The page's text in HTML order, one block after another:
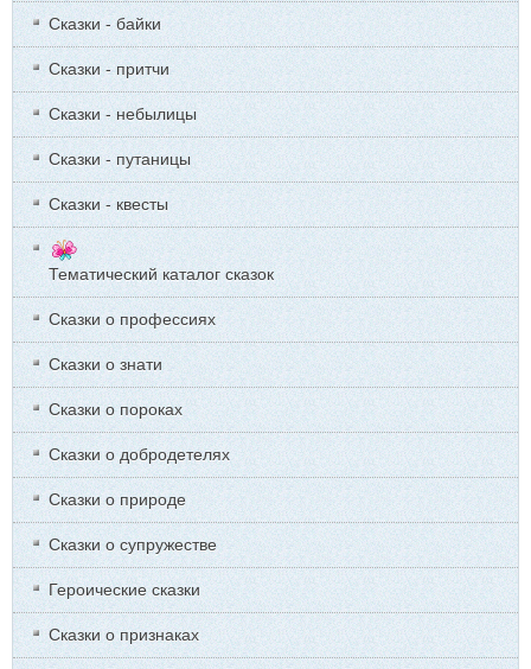
Сказки - байки
Сказки - притчи
Сказки - небылицы
Сказки - путаницы
Сказки - квесты
Тематический каталог сказок
Сказки о профессиях
Сказки о знати
Сказки о пороках
Сказки о добродетелях
Сказки о природе
Сказки о супружестве
Героические сказки
Сказки о признаках